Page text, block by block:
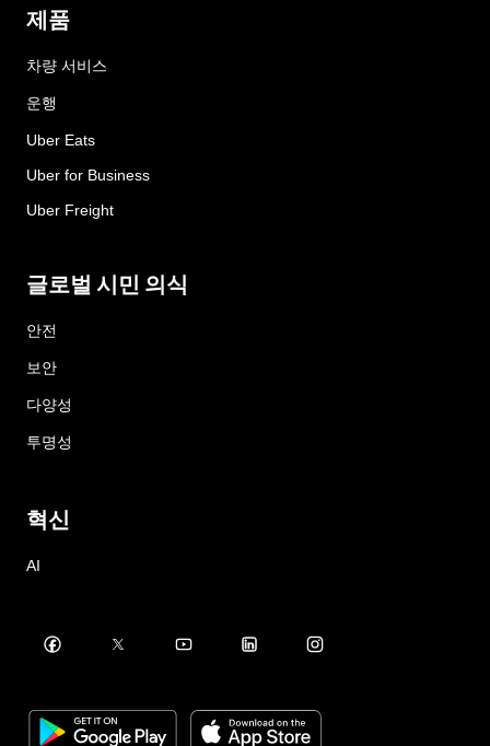
제품
차량 서비스
운행
Uber Eats
Uber for Business
Uber Freight
글로벌 시민 의식
안전
보안
다양성
투명성
혁신
AI